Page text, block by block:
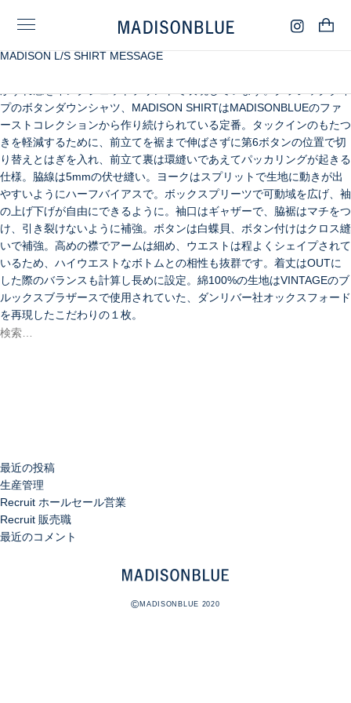
MADISON L/S SHIRT MESSAGE
〈 MADISON 〉MADISON SHIRTの襟部分にボブマーレーの名言の手
プのボタンダウンシャツ、MADISON SHIRTはMADISONBLUEのファ
ーストコレクションから作り続けられている定番。タックインのもたつ
きを軽減するために、前立てを裾まで伸ばさずに第6ボタンの位置で切
り替えとはぎを入れ、前立て裏は環縫いであえてパッカリングが起きる
仕様。脇線は5mmの伏せ縫い。ヨークはスプリットで生地に動きが出
やすいようにハーフバイアスで。ボックスプリーツで可動域を広げ、袖
の上げ下げが自由にできるように。袖口はギャザーで、脇裾はマチをつ
け、引き裂けないように補強。ボタンは白蝶貝、ボタン付けはクロス縫
いで補強。高めの襟でアームは細め、ウエストは程よくシェイプされて
いるため、ハイウエストなボトムとの相性も抜群です。着丈はOUTに
した際のバランスも計算し長めに設定。綿100%の生地はVINTAGEのブ
ルックスブラザースで使用されていた、ダンリバー社オックスフォード
を再現したこだわりの１枚。
検
最近の投稿
生産管理
Recruit ホールセール営業
Recruit 販売職
最近のコメント
©MADISONBLUE 2020